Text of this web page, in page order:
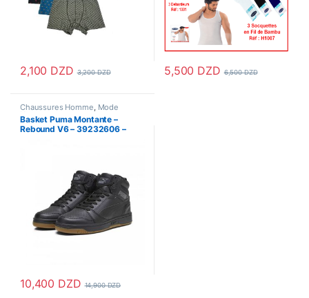
2,100 DZD 3,200DZD
Ce produit a plusieurs variations. Les options peuvent être
5,500 DZD 6,500DZD
Ce produit a plusieurs
Chaussures Homme Mode
Homme
Basket Puma Montante –
Rebound V6 – 39232606 –
10,400 DZD 14,900DZD
Ce produit a plusieurs variations. Les options peuvent être